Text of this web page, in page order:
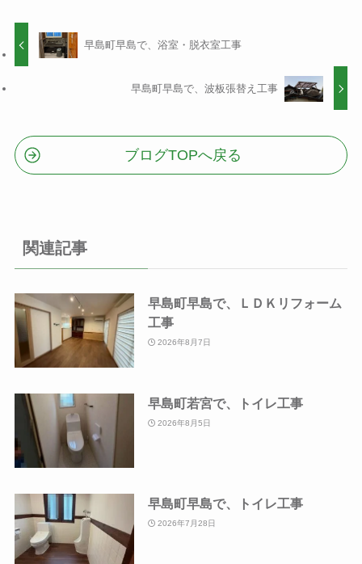
早島町早島で、浴室・脱衣室工事
早島町早島で、波板張替え工事
ブログTOPへ戻る
関連記事
早島町早島で、ＬＤＫリフォーム
工事
2026年8月7日
早島町若宮で、トイレ工事
2026年8月5日
早島町早島で、トイレ工事
2026年7月28日